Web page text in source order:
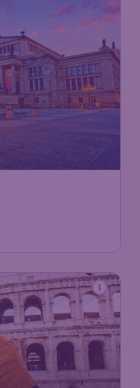
€
69*
dès